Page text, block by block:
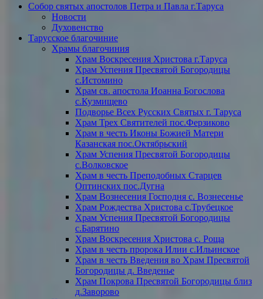
Собор святых апостолов Петра и Павла г.Таруса
Новости
Духовенство
Тарусское благочиние
Храмы благочиния
Храм Воскресения Христова г.Таруса
Храм Успения Пресвятой Богородицы
с.Истомино
Храм св. апостола Иоанна Богослова
с.Кузмищево
Подворье Всех Русских Святых г. Таруса
Храм Трех Святителей пос.Ферзиково
Храм в честь Иконы Божией Матери
Казанская пос.Октябрьский
Храм Успения Пресвятой Богородицы
с.Волковское
Храм в честь Преподобных Старцев
Оптинских пос.Дугна
Храм Вознесения Господня с. Вознесенье
Храм Рождества Христова с.Трубецкое
Храм Успения Пресвятой Богородицы
с.Барятино
Храм Воскресения Христова с. Роща
Храм в честь пророка Илии с.Ильинское
Храм в честь Введения во Храм Пресвятой
Богородицы д. Введенье
Храм Покрова Пресвятой Богородицы близ
д.Заворово